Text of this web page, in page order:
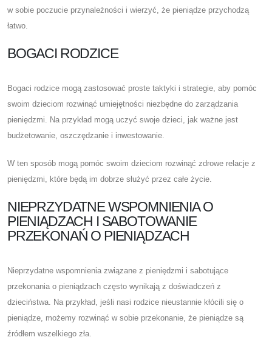
w sobie poczucie przynależności i wierzyć, że pieniądze przychodzą
łatwo.
BOGACI RODZICE
Bogaci rodzice mogą zastosować proste taktyki i strategie, aby pomóc
swoim dzieciom rozwinąć umiejętności niezbędne do zarządzania
pieniędzmi. Na przykład mogą uczyć swoje dzieci, jak ważne jest
budżetowanie, oszczędzanie i inwestowanie.
W ten sposób mogą pomóc swoim dzieciom rozwinąć zdrowe relacje z
pieniędzmi, które będą im dobrze służyć przez całe życie.
NIEPRZYDATNE WSPOMNIENIA O
PIENIĄDZACH I SABOTOWANIE
PRZEKONAŃ O PIENIĄDZACH
Nieprzydatne wspomnienia związane z pieniędzmi i sabotujące
przekonania o pieniądzach często wynikają z doświadczeń z
dzieciństwa. Na przykład, jeśli nasi rodzice nieustannie kłócili się o
pieniądze, możemy rozwinąć w sobie przekonanie, że pieniądze są
źródłem wszelkiego zła.